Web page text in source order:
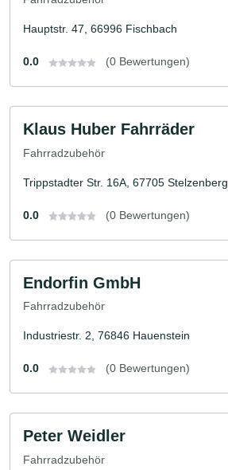
Hauptstr. 47, 66996 Fischbach
0.0 (0 Bewertungen)
Klaus Huber Fahrräder
Fahrradzubehör
Trippstadter Str. 16A, 67705 Stelzenberg
0.0 (0 Bewertungen)
Endorfin GmbH
Fahrradzubehör
Industriestr. 2, 76846 Hauenstein
0.0 (0 Bewertungen)
Peter Weidler
Fahrradzubehör